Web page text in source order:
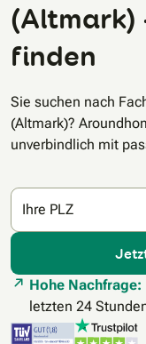
(Altmark)
finden
Sie suchen nach
(Altmark)?
unverbindlich mit
Ihre PLZ
Hohe Nachfrage:
letzten 24